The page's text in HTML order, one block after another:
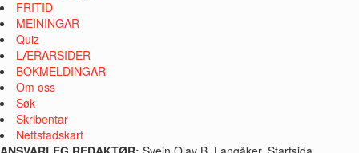
FRITID
MEININGAR
Quiz
LÆRARSIDER
BOKMELDINGAR
Om oss
Søk
Skribentar
Nettstadskart